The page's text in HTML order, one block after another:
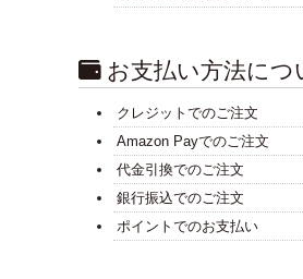
お支払い方法につ
クレジットでのご注文
Amazon Payでのご注文
代金引換でのご注文
銀行振込でのご注文
ポイントでのお支払い